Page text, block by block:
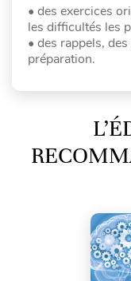
• des exercices
les difficultés les
• des rappels,
préparation.